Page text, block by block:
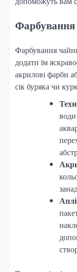
Фарбування
Фарбування
додати їм
акрилові фарби
сік буряка чи